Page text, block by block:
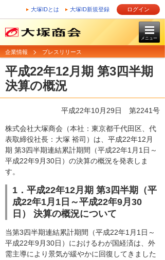
大塚IDとは 大塚ID新規登録 ログイン
メニュー
企業情報 プレスリリース
平成22年12月期 第3四半期
決算の概況
平成22年10月29日 第2241号
株式会社大塚商会（本社：東京都千代田区、代
表取締役社長：大塚 裕司）は、平成22年12月
期 第3四半期連結累計期間（平成22年1月1日～
平成22年9月30日）の決算の概況を発表しま
す。
1．平成22年12月期 第3四半期（平
成22年1月1日～平成22年9月30
日） 決算の概況について
当第3四半期連結累計期間（平成22年1月1日～
平成22年9月30日）におけるわが国経済は、外
需主導により景気が緩やかに回復してきました